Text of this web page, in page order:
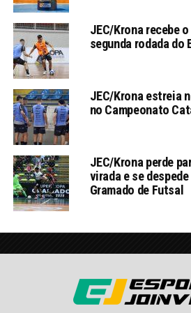
JEC/Krona recebe
segunda rodada do
JEC/Krona estreia
no Campeonato
JEC/Krona perde
virada e se
Gramado de Futsal